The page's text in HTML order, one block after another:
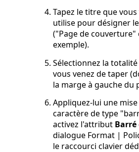
Tapez le titre que
utilise pour désigner
("Page de
exemple).
Sélectionnez la
vous venez de taper
la marge à gauche du
Appliquez-lui une
caractère de type
activez l'attribut Barré
dialogue Format |
le raccourci clavier